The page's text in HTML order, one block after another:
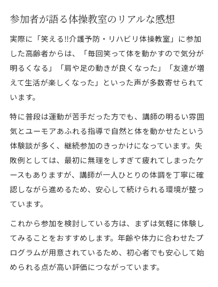
参加者が語る体操教室のリアルな感想
実際に「笑える‼️介護予防・リハビリ体操教室」に参加
した高齢者からは、「毎回笑って体を動かすので気分が
明るくなる」「肩や足の動きが良くなった」「友達が増
えて生活が楽しくなった」といった声が多数寄せられて
います。
特に普段は運動が苦手だった方でも、講師の明るい雰囲
気とユーモアあふれる指導で自然と体を動かせたという
体験談が多く、継続参加のきっかけになっています。失
敗例としては、最初に無理をしすぎて疲れてしまったケ
ースもありますが、講師が一人ひとりの体調を丁寧に確
認しながら進めるため、安心して続けられる環境が整っ
ています。
これから参加を検討している方は、まずは気軽に体験し
てみることをおすすめします。年齢や体力に合わせたプ
ログラムが用意されているため、初心者でも安心して始
められる点が高い評価につながっています。